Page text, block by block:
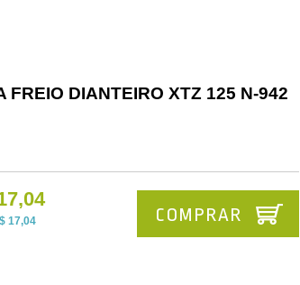
FREIO DIANTEIRO XTZ 125 N-942
17,04 COMPRAR